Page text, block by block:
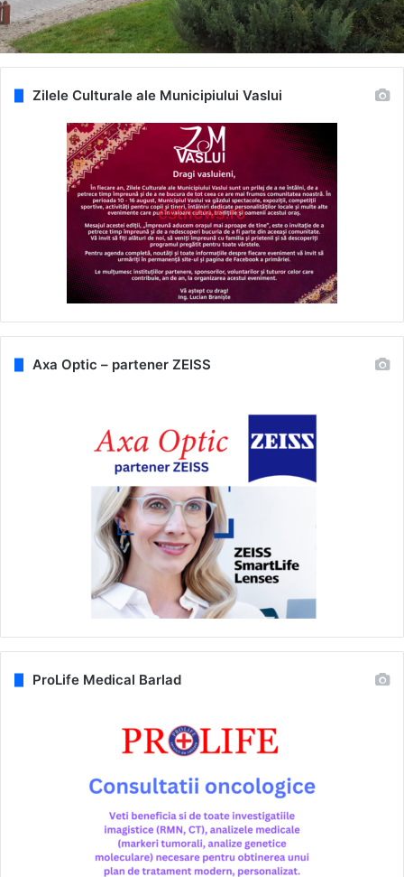
Zilele Culturale ale Municipiului Vaslui
Axa Optic – partener ZEISS
ProLife Medical Barlad